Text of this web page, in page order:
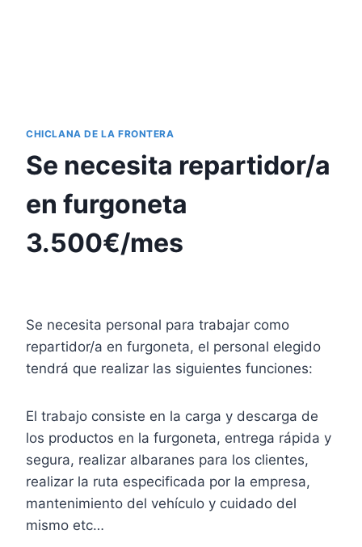
CHICLANA DE LA FRONTERA
Se necesita repartidor/a
en furgoneta
3.500€/mes
Se necesita personal para trabajar como
repartidor/a en furgoneta, el personal elegido
tendrá que realizar las siguientes funciones:
El trabajo consiste en la carga y descarga de
los productos en la furgoneta, entrega rápida y
segura, realizar albaranes para los clientes,
realizar la ruta especificada por la empresa,
mantenimiento del vehículo y cuidado del
mismo etc…